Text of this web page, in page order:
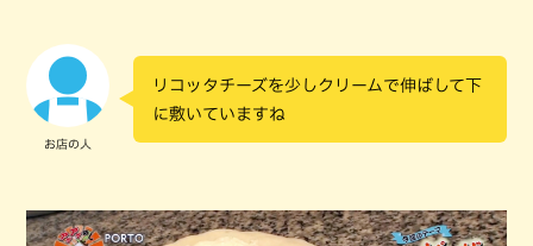
お店の人
リコッタチーズを少しクリームで伸ばして下
に敷いていますね